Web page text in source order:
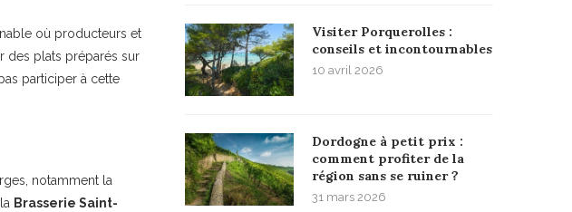
où producteurs et
des plats préparés sur
participer à cette
notamment la
Brasserie Saint-
Visiter Porquerolles :
conseils et incontournables
10 avril 2026
Dordogne à petit prix :
comment profiter de la
région sans se ruiner ?
31 mars 2026